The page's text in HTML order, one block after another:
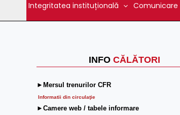
Integritatea instituțională Comunicare
INFO CĂLĂTORI
►Mersul trenurilor CFR
Informatii din circulaţie
►Camere web / tabele informare